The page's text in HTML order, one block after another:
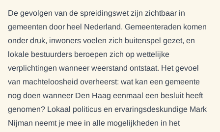
De gevolgen van de spreidingswet zijn zichtbaar in
gemeenten door heel Nederland. Gemeenteraden komen
onder druk, inwoners voelen zich buitenspel gezet, en
lokale bestuurders beroepen zich op wettelijke
verplichtingen wanneer weerstand ontstaat. Het gevoel
van machteloosheid overheerst: wat kan een gemeente
nog doen wanneer Den Haag eenmaal een besluit heeft
genomen? Lokaal politicus en ervaringsdeskundige Mark
Nijman neemt je mee in alle mogelijkheden in het